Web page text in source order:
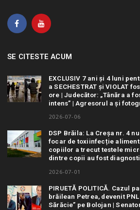
SE CITESTE ACUM
EXCLUSIV 7 ani și 4 luni
a SECHESTRAT și VIOLAT
ore | Judecător: „Tânăra a
intens” | Agresorul a și
2026-07-06
DSP Brăila: La Creșa nr. 4
focar de toxiinfecție
copiilor a trecut testele
dintre copii au fost
2026-07-01
PIRUETĂ POLITICĂ. Cazul
brăilean Petrea, devenit
Sărăcie” pe Bolojan |